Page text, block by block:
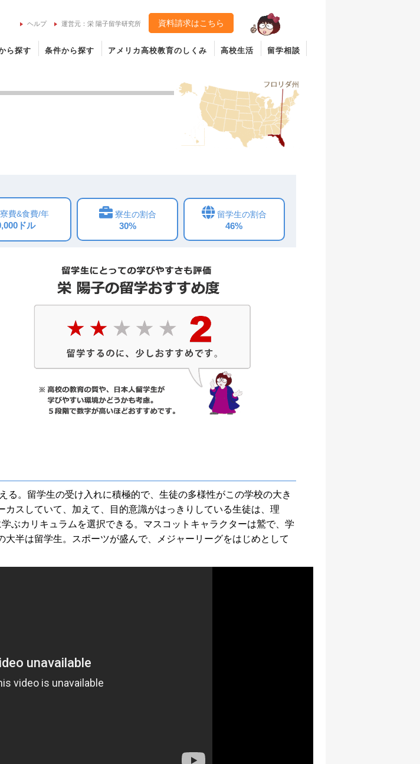
ヘルプ 運営元：栄 陽子留学研究所 資料請求はこちら
ら探す 条件から探す アメリカ高校教育のしくみ 高校生活 留学相談
費&食費/年
ドル
寮生の割合
30%
留学生の割合
46%
。留学生の受け入れに積極的で、生徒の多様性がこの学校の大き
スしていて、加えて、目的意識がはっきりしている生徒は、理
ぶカリキュラムを選択できる。マスコットキャラクターは鷲で、学
半は留学生。スポーツが盛んで、メジャーリーグをはじめとして